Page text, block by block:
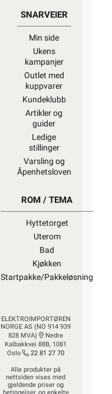
SNARVEIER
Min side
Ukens
kampanjer
Outlet med
kuppvarer
Kundeklubb
Artikler og
guider
Ledige
stillinger
Varsling og
Åpenhetsloven
ROM / TEMA
Hyttetorget
Uterom
Bad
Kjøkken
Startpakke/Pakkeløsning
ELEKTROIMPORTØREN
NORGE AS (NO 914 939
828 MVA)
Nedre
Kalbakkvei 88B, 1081
Oslo
22 81 27 70
Alle produkter på
nettsiden vises med
gjeldende priser og